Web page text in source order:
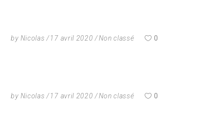
by Nicolas 17 avril 2020 Non classé 0
by Nicolas 17 avril 2020 Non classé 0